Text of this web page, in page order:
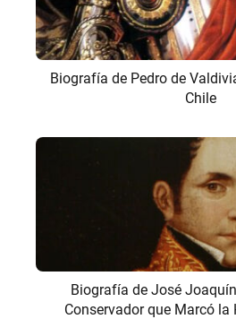
Biografía de Pedro de
Chile
Biografía de José
Conservador que Marcó la